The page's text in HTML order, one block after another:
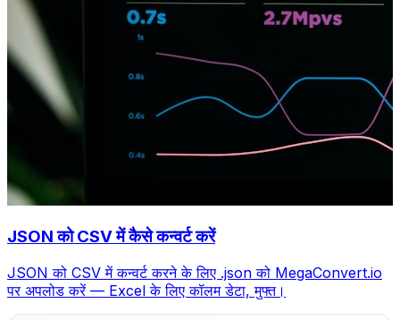
JSON को CSV में कैसे कन्वर्ट करें
JSON को CSV में कन्वर्ट करने के लिए .json को MegaConvert.io
पर अपलोड करें — Excel के लिए कॉलम डेटा, मुफ्त।